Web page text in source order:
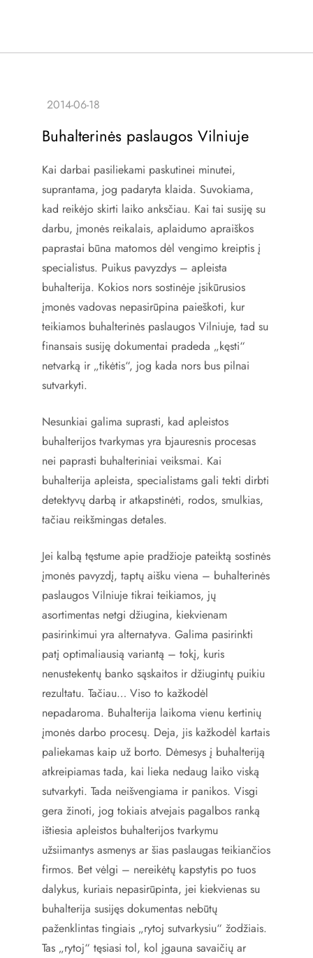
Buhalterinės paslaugos Vilniuje
Kai darbai pasiliekami paskutinei minutei,
suprantama, jog padaryta klaida. Suvokiama,
kad reikėjo skirti laiko anksčiau. Kai tai susiję su
darbu, įmonės reikalais, aplaidumo apraiškos
paprastai būna matomos dėl vengimo kreiptis į
specialistus. Puikus pavyzdys – apleista
buhalterija. Kokios nors sostinėje įsikūrusios
įmonės vadovas nepasirūpina paieškoti, kur
teikiamos buhalterinės paslaugos Vilniuje, tad su
finansais susiję dokumentai pradeda „kęsti“
netvarką ir „tikėtis“, jog kada nors bus pilnai
sutvarkyti.
Nesunkiai galima suprasti, kad apleistos
buhalterijos tvarkymas yra bjauresnis procesas
nei paprasti buhalteriniai veiksmai. Kai
buhalterija apleista, specialistams gali tekti dirbti
detektyvų darbą ir atkapstinėti, rodos, smulkias,
tačiau reikšmingas detales.
Jei kalbą tęstume apie pradžioje pateiktą sostinės
įmonės pavyzdį, taptų aišku viena – buhalterinės
paslaugos Vilniuje tikrai teikiamos, jų
asortimentas netgi džiugina, kiekvienam
pasirinkimui yra alternatyva. Galima pasirinkti
patį optimaliausią variantą – tokį, kuris
nenustekentų banko sąskaitos ir džiugintų puikiu
rezultatu. Tačiau… Viso to kažkodėl
nepadaroma. Buhalterija laikoma vienu kertinių
įmonės darbo procesų. Deja, jis kažkodėl kartais
paliekamas kaip už borto. Dėmesys į buhalteriją
atkreipiamas tada, kai lieka nedaug laiko viską
sutvarkyti. Tada neišvengiama ir panikos. Visgi
gera žinoti, jog tokiais atvejais pagalbos ranką
ištiesia apleistos buhalterijos tvarkymu
užsiimantys asmenys ar šias paslaugas teikiančios
firmos. Bet vėlgi – nereikėtų kapstytis po tuos
dalykus, kuriais nepasirūpinta, jei kiekvienas su
buhalterija susijęs dokumentas nebūtų
paženklintas tingiais „rytoj sutvarkysiu“ žodžiais.
Tas „rytoj“ tęsiasi tol, kol įgauna savaičių ar